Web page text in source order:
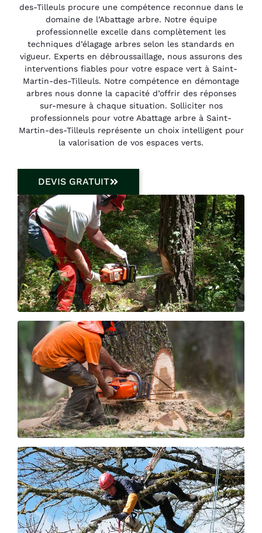
des-Tilleuls procure une compétence reconnue dans le
domaine de l’Abattage arbre. Notre équipe
professionnelle excelle dans complètement les
techniques d’élagage arbres selon les standards en
vigueur. Experts en débroussaillage, nous assurons des
interventions fiables pour votre espace vert à Saint-
Martin-des-Tilleuls. Notre compétence en démontage
arbres nous donne la capacité d’offrir des réponses
sur-mesure à chaque situation. Solliciter nos
professionnels pour votre Abattage arbre à Saint-
Martin-des-Tilleuls représente un choix intelligent pour
la valorisation de vos espaces verts.
DEVIS GRATUIT